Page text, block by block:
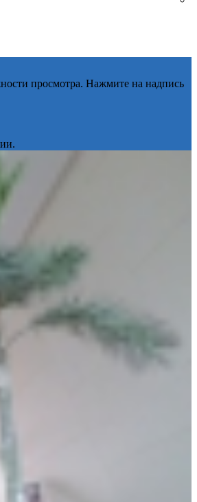
просмотра. Нажмите на надпись